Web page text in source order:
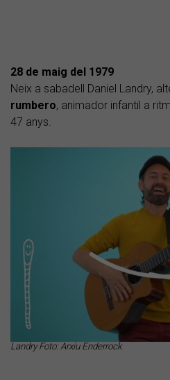
28 de maig del 1979
Neix a sabadell Daniel Landry,
rumbero, animador infantil a
47 anys.
Landry Foto: Arxiu Enderrock